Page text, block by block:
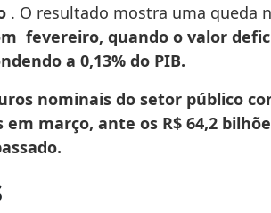
. O resultado mostra uma queda
fevereiro, quando o valor
a 0,13% do PIB.
nominais do setor público
em março, ante os R$ 64,2